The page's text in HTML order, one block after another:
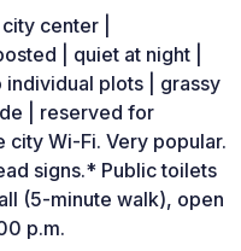
center |
| quiet at night |
plots | grassy
| reserved for
Wi-Fi. Very popular.
signs.* Public toilets
(5-minute walk), open
p.m.